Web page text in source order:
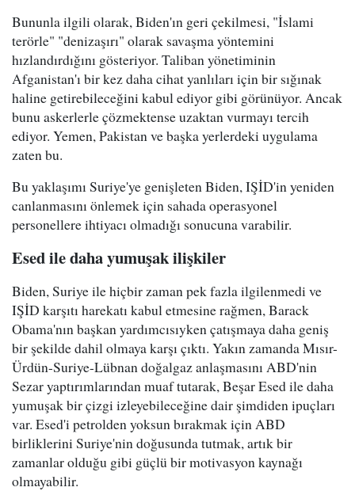
Bununla ilgili olarak, Biden'ın geri çekilmesi, "İslami
terörle" "denizaşırı" olarak savaşma yöntemini
hızlandırdığını gösteriyor. Taliban yönetiminin
Afganistan'ı bir kez daha cihat yanlıları için bir sığınak
haline getirebileceğini kabul ediyor gibi görünüyor. Ancak
bunu askerlerle çözmektense uzaktan vurmayı tercih
ediyor. Yemen, Pakistan ve başka yerlerdeki uygulama
zaten bu.
Bu yaklaşımı Suriye'ye genişleten Biden, IŞİD'in yeniden
canlanmasını önlemek için sahada operasyonel
personellere ihtiyacı olmadığı sonucuna varabilir.
Esed ile daha yumuşak ilişkiler
Biden, Suriye ile hiçbir zaman pek fazla ilgilenmedi ve
IŞİD karşıtı harekatı kabul etmesine rağmen, Barack
Obama'nın başkan yardımcısıyken çatışmaya daha geniş
bir şekilde dahil olmaya karşı çıktı. Yakın zamanda Mısır-
Ürdün-Suriye-Lübnan doğalgaz anlaşmasını ABD'nin
Sezar yaptırımlarından muaf tutarak, Beşar Esed ile daha
yumuşak bir çizgi izleyebileceğine dair şimdiden ipuçları
var. Esed'i petrolden yoksun bırakmak için ABD
birliklerini Suriye'nin doğusunda tutmak, artık bir
zamanlar olduğu gibi güçlü bir motivasyon kaynağı
olmayabilir.